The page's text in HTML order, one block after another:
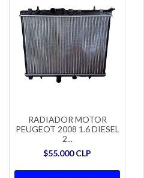
RADIADOR MOTOR
PEUGEOT 2008 1.6 DIESEL
2...
$55.000 CLP